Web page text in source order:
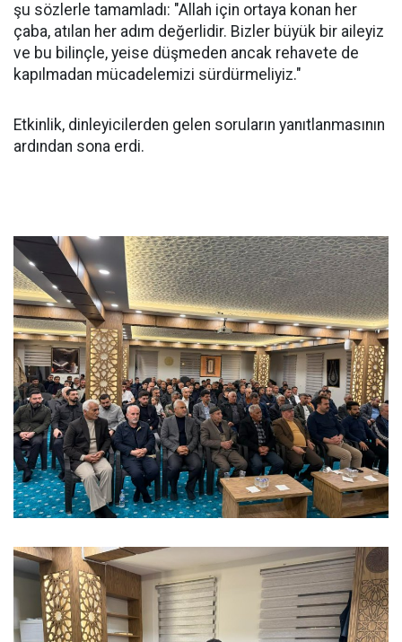
şu sözlerle tamamladı: "Allah için ortaya konan her
çaba, atılan her adım değerlidir. Bizler büyük bir aileyiz
ve bu bilinçle, yeise düşmeden ancak rehavete de
kapılmadan mücadelemizi sürdürmeliyiz."
Etkinlik, dinleyicilerden gelen soruların yanıtlanmasının
ardından sona erdi.